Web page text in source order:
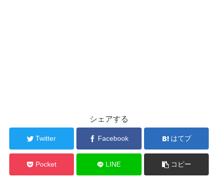
シェアする
Twitter Facebook はてブ
Pocket LINE コピー